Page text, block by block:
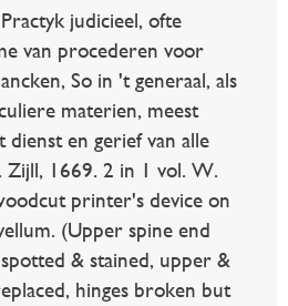
judicieel, ofte
van procederen voor
So in 't generaal, als
materien, meest
dienst en gerief van alle
Zijll, 1669. 2 in 1 vol. W.
printer's device on
(Upper spine end
& stained, upper &
hinges broken but